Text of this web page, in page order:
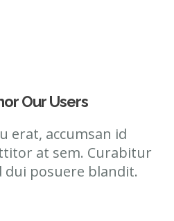
Our Users
erat, accumsan id
at sem. Curabitur
dui posuere blandit.